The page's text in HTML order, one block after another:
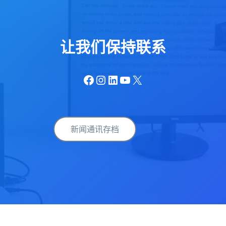
让我们保持联系
Facebook
Instagram
LinkedIn
YouTube
X
新闻通讯存档